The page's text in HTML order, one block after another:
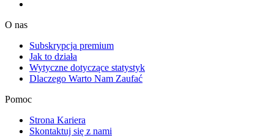
O nas
Subskrypcja premium
Jak to działa
Wytyczne dotyczące statystyk
Dlaczego Warto Nam Zaufać
Pomoc
Strona Kariera
Skontaktuj się z nami